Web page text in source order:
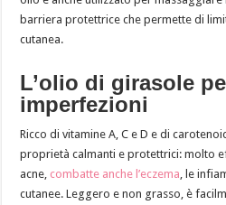
barriera protettrice che permette di
cutanea.
L’olio di girasole
imperfezioni
Ricco di vitamine A, C e D e di
proprietà calmanti e protettrici: molto
acne, combatte anche l’eczema , le
cutanee. Leggero e non grasso, è